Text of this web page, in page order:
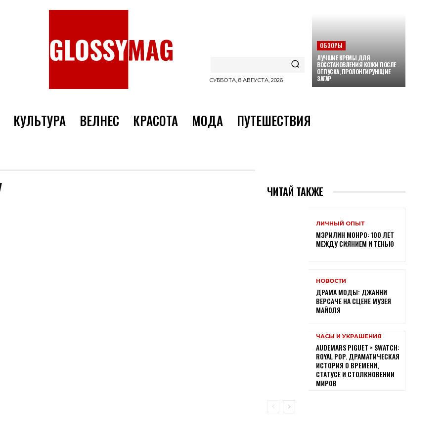
СУББОТА, 8 АВГУСТА, 2026
ОБЗОРЫ
ЛУЧШИЕ КРЕМЫ ДЛЯ
ВОССТАНОВЛЕНИЯ КОЖИ ПОСЛЕ
ОТПУСКА, ПРОЛОНГИРУЮЩИЕ
ЗАГАР
КУЛЬТУРА ВЕЛНЕС КРАСОТА МОДА ПУТЕШЕСТВИЯ
ЧИТАЙ ТАКЖЕ
ЛИЧНЫЙ ОПЫТ
МЭРИЛИН МОНРО: 100 ЛЕТ
МЕЖДУ СИЯНИЕМ И ТЕНЬЮ
НОВОСТИ
ДРАМА МОДЫ: ДЖАННИ
ВЕРСАЧЕ НА СЦЕНЕ МУЗЕЯ
МАЙОЛЯ
ЧАСЫ И УКРАШЕНИЯ
AUDEMARS PIGUET × SWATCH:
ROYAL POP. ДРАМАТИЧЕСКАЯ
ИСТОРИЯ О ВРЕМЕНИ,
СТАТУСЕ И СТОЛКНОВЕНИИ
МИРОВ